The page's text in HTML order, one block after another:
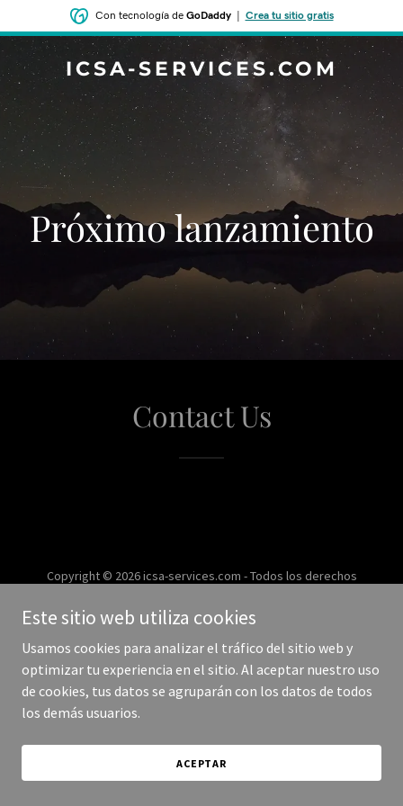
Con tecnología de GoDaddy| Crea tu sitio gratis
ICSA-SERVICES.COM
‌‌Próximo lanzamiento
Contact Us
Copyright © 2026 icsa-services.com - Todos los derechos
Este sitio web utiliza cookies
Usamos cookies para analizar el tráfico del sitio web y
optimizar tu experiencia en el sitio. Al aceptar nuestro uso
de cookies, tus datos se agruparán con los datos de todos
los demás usuarios.
ACEPTAR